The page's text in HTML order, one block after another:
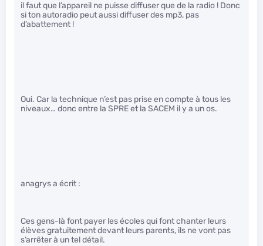
il faut que l’appareil ne puisse diffuser que de la radio ! Donc
si ton autoradio peut aussi diffuser des mp3, pas
d’abattement !
Oui. Car la technique n’est pas prise en compte à tous les
niveaux… donc entre la SPRE et la SACEM il y a un os.
anagrys a écrit :
Ces gens-là font payer les écoles qui font chanter leurs
élèves gratuitement devant leurs parents, ils ne vont pas
s’arrêter à un tel détail.